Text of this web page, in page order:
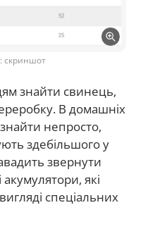
скриншот
знайти свинець,
В домашніх
непросто,
здебільшого у
звернути
акумулятори, які
спеціальних